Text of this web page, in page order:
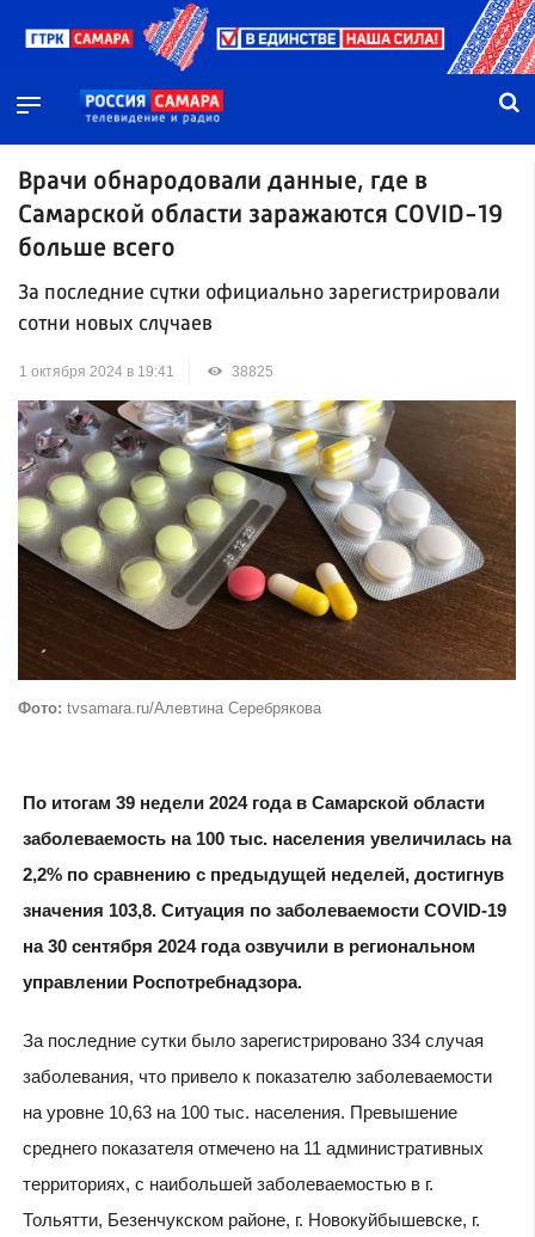
Врачи обнародовали данные, где в
Самарской области заражаются COVID-19
больше всего
За последние сутки официально зарегистрировали
сотни новых случаев
1 октября 2024 в 19:41 38825
Фото: tvsamara.ru/Алевтина Серебрякова
По итогам 39 недели 2024 года в Самарской области
заболеваемость на 100 тыс. населения увеличилась на
2,2% по сравнению с предыдущей неделей, достигнув
значения 103,8. Ситуация по заболеваемости COVID-19
на 30 сентября 2024 года озвучили в региональном
управлении Роспотребнадзора.
За последние сутки было зарегистрировано 334 случая
заболевания, что привело к показателю заболеваемости
на уровне 10,63 на 100 тыс. населения. Превышение
среднего показателя отмечено на 11 административных
территориях, с наибольшей заболеваемостью в г.
Тольятти, Безенчукском районе, г. Новокуйбышевске, г.